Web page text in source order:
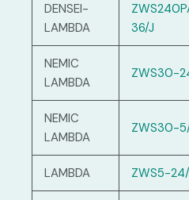
DENSEI-
LAMBDA
36/J
NEMIC
LAMBDA
ZWS30-
NEMIC
LAMBDA
ZWS30-
LAMBDA ZWS5-